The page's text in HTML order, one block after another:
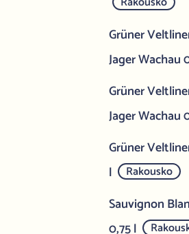
Grüner
Jager Wachau
Grüner
Jager Wachau
Grüner
l
Rakousko
Sauvignon
0,75 l